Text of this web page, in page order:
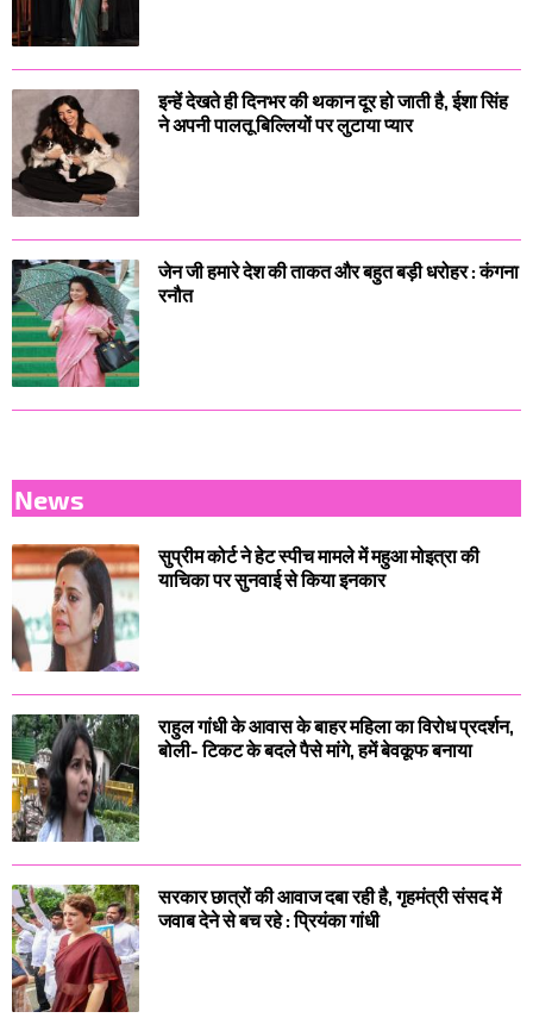
इन्हें देखते ही दिनभर की थकान दूर हो जाती है, ईशा सिंह
ने अपनी पालतू बिल्लियों पर लुटाया प्यार
जेन जी हमारे देश की ताकत और बहुत बड़ी धरोहर : कंगना
रनौत
News
सुप्रीम कोर्ट ने हेट स्पीच मामले में महुआ मोइत्रा की
याचिका पर सुनवाई से किया इनकार
राहुल गांधी के आवास के बाहर महिला का विरोध प्रदर्शन,
बोली- टिकट के बदले पैसे मांगे, हमें बेवकूफ बनाया
सरकार छात्रों की आवाज दबा रही है, गृहमंत्री संसद में
जवाब देने से बच रहे : प्रियंका गांधी